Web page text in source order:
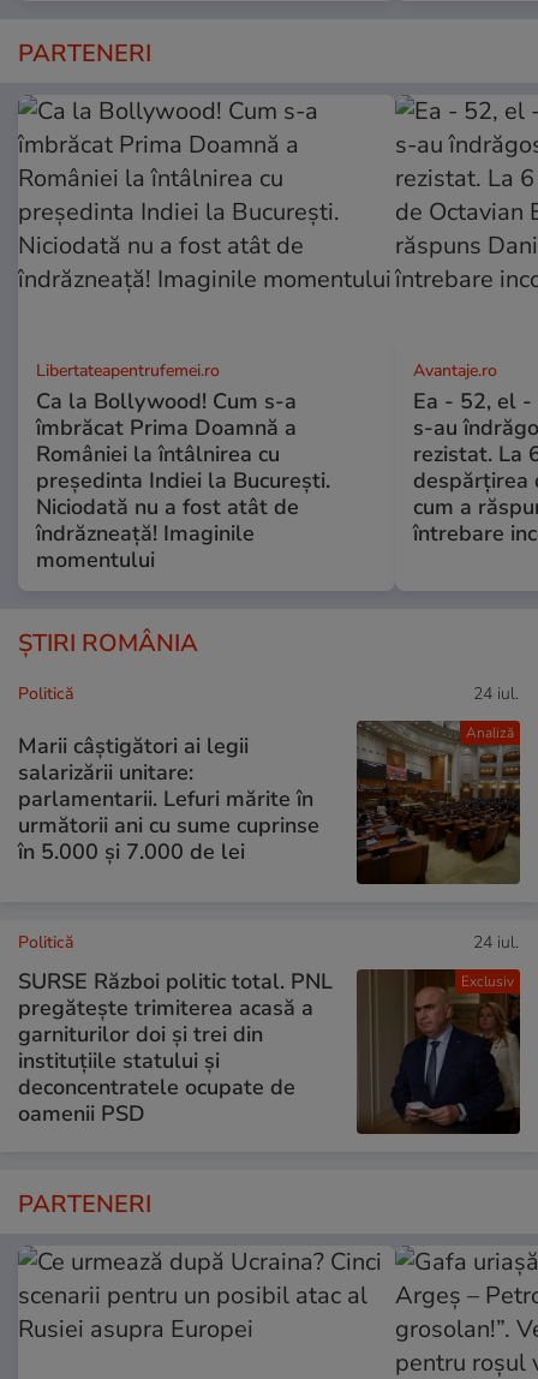
PARTENERI
Libertateapentrufemei.ro
Ca la Bollywood! Cum s-a
îmbrăcat Prima Doamnă a
României la întâlnirea cu
președinta Indiei la București.
Niciodată nu a fost atât de
îndrăzneață! Imaginile
momentului
Avantaje.ro
Ea - 52, el -
s-au
rezistat. La
despărțirea
cum a
întrebare
ȘTIRI ROMÂNIA
Analiză
Politică 24 iul.
Marii câștigători ai legii
salarizării unitare:
parlamentarii. Lefuri mărite în
următorii ani cu sume cuprinse
în 5.000 și 7.000 de lei
Exclusiv
Politică 24 iul.
SURSE Război politic total. PNL
pregătește trimiterea acasă a
garniturilor doi și trei din
instituțiile statului și
deconcentratele ocupate de
oamenii PSD
PARTENERI